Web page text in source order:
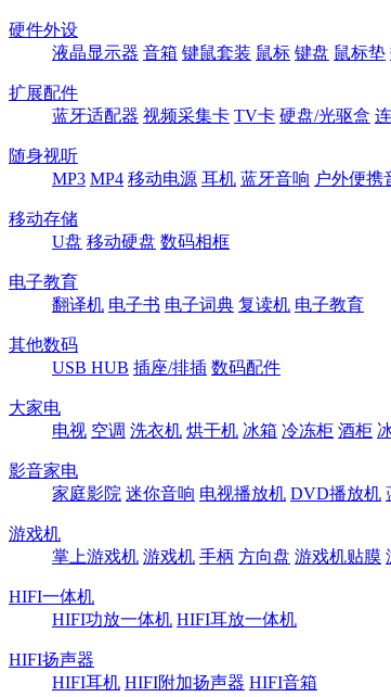
硬件外设
液晶显示器 音箱 键鼠套装 鼠标 键盘 鼠标垫
扩展配件
蓝牙适配器 视频采集卡 TV卡 硬盘/光驱盒
随身视听
MP3 MP4 移动电源 耳机 蓝牙音响 户外便携
移动存储
U盘 移动硬盘 数码相框
电子教育
翻译机 电子书 电子词典 复读机 电子教育
其他数码
USB HUB 插座/排插 数码配件
大家电
电视 空调 洗衣机 烘干机 冰箱 冷冻柜 酒柜
影音家电
家庭影院 迷你音响 电视播放机 DVD播放机
游戏机
掌上游戏机 游戏机 手柄 方向盘 游戏机贴膜
HIFI一体机
HIFI功放一体机 HIFI耳放一体机
HIFI扬声器
HIFI耳机 HIFI附加扬声器 HIFI音箱